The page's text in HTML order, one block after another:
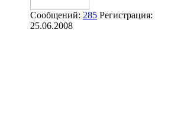
Сообщений: 285 Регистрация:
25.06.2008